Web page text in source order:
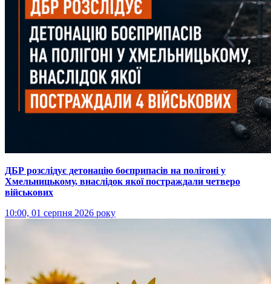
ДБР розслідує детонацію боєприпасів на полігоні у
Хмельницькому, внаслідок якої постраждали четверо
військових
10:00, 01 серпня 2026 року